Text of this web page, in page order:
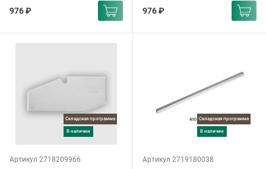
976 ₽ 976 ₽
Складская программа
в наличии
Артикул 2718209966
Складская программа
в наличии
Артикул 2719180038